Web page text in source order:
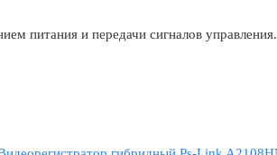
питания и передачи сигналов управления.